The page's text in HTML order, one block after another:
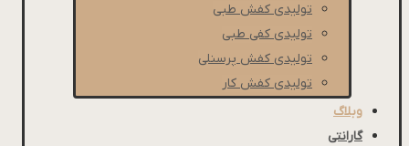
تولیدی کفش طبی
تولیدی کفی طبی
تولیدی کفش پرسنلی
تولیدی کفش کار
وبلاگ
گارانتی